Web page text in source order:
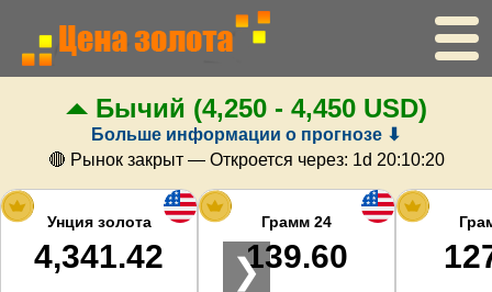
Главная
Цена золота
Цена серебра
Калькулятор золота
Бычий (4,250 - 4,450 USD)
Больше информации о прогнозе ⬇
🔴 Рынок закрыт — Откроется через: 1d 20:10:19
Унция золота
4,341.42
Грамм 24
139.60
❯